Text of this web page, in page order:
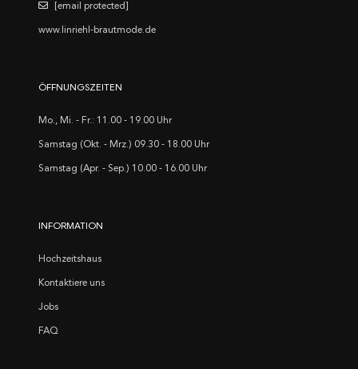
[email protected]
www.linriehl-brautmode.de
ÖFFNUNGSZEITEN
Mo., Mi. - Fr.: 11.00 - 19.00 Uhr
Samstag (Okt. - Mrz.) 09.30 - 18.00 Uhr
Samstag (Apr. - Sep.) 10.00 - 16.00 Uhr
INFORMATION
Hochzeitshaus
Kontaktiere uns
Jobs
FAQ